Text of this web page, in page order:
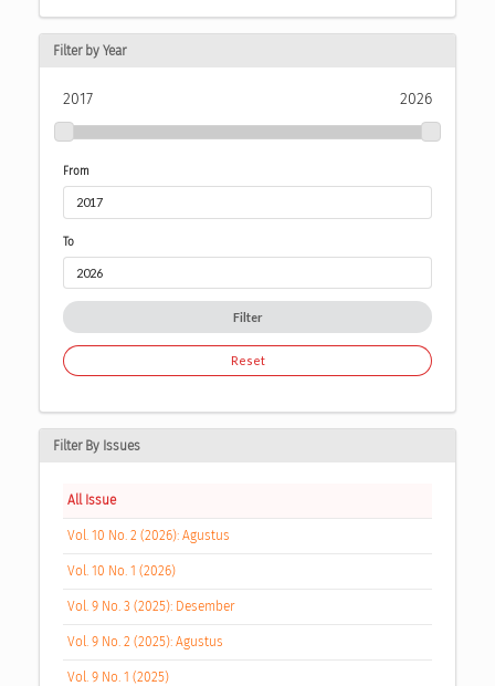
Filter by Year
2017 2026
From
To
Filter
Reset
Filter By Issues
All Issue
Vol. 10 No. 2 (2026): Agustus
Vol. 10 No. 1 (2026)
Vol. 9 No. 3 (2025): Desember
Vol. 9 No. 2 (2025): Agustus
Vol. 9 No. 1 (2025)